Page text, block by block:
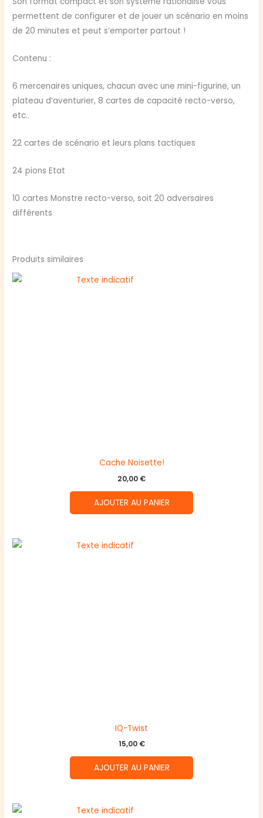
permettent de configurer et de jouer un scénario en moins
de 20 minutes et peut s’emporter partout !
Contenu :
6 mercenaires uniques, chacun avec une mini-figurine, un
plateau d’aventurier, 8 cartes de capacité recto-verso,
etc..
22 cartes de scénario et leurs plans tactiques
24 pions Etat
10 cartes Monstre recto-verso, soit 20 adversaires
différents
Produits similaires
Cache Noisette!
20,00 €
AJOUTER AU PANIER
IQ-Twist
15,00 €
AJOUTER AU PANIER